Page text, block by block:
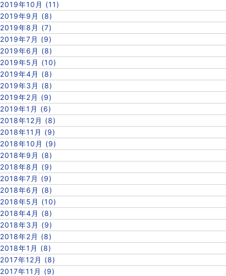
2019年10月 (11)
2019年9月 (8)
2019年8月 (7)
2019年7月 (9)
2019年6月 (8)
2019年5月 (10)
2019年4月 (8)
2019年3月 (8)
2019年2月 (9)
2019年1月 (6)
2018年12月 (8)
2018年11月 (9)
2018年10月 (9)
2018年9月 (8)
2018年8月 (9)
2018年7月 (9)
2018年6月 (8)
2018年5月 (10)
2018年4月 (8)
2018年3月 (9)
2018年2月 (8)
2018年1月 (8)
2017年12月 (8)
2017年11月 (9)